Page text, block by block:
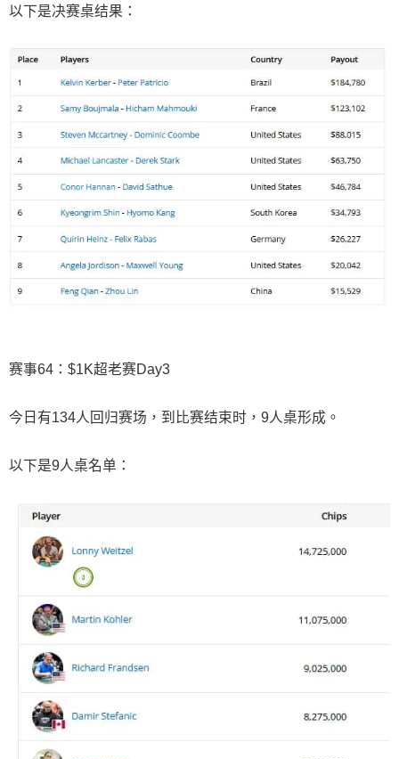
以下是决赛桌结果：
赛事64：$1K超老赛Day3
今日有134人回归赛场，到比赛结束时，9人桌形成。
以下是9人桌名单：